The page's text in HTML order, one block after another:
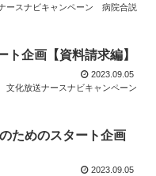
ースナビキャンペーン
病院合説
企画【資料請求編】
2023.09.05
文化放送ナースナビキャンペーン
ためのスタート企画
2023.09.05